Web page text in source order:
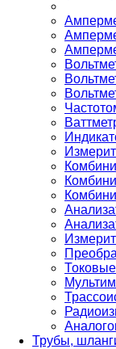
Трубы,